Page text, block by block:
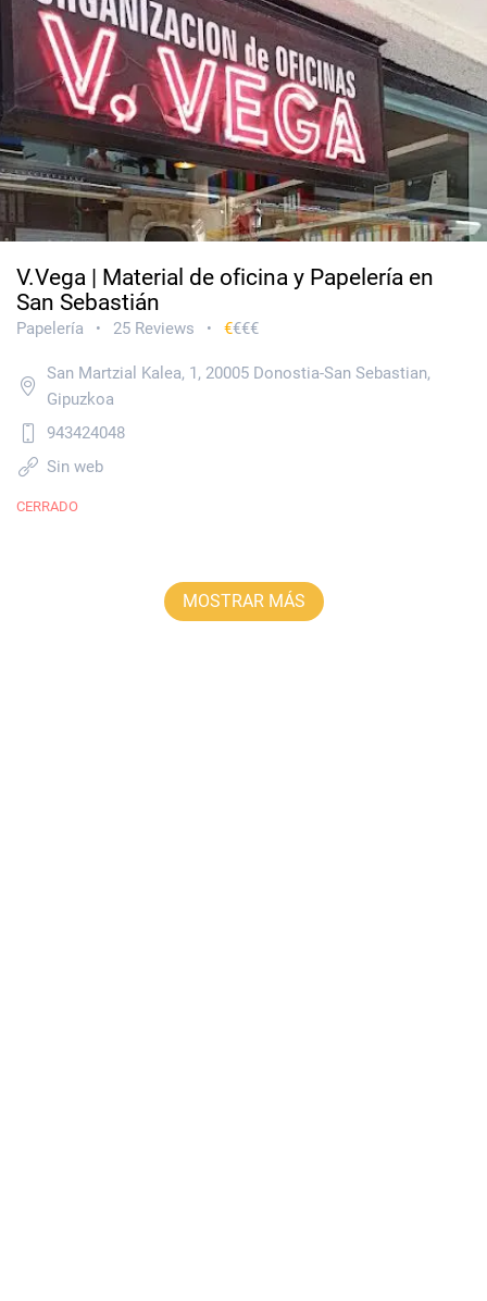
V.Vega | Material de oficina y Papelería en
San Sebastián
Papelería • 25 Reviews • €€€€
San Martzial Kalea, 1, 20005 Donostia-San Sebastian,
Gipuzkoa
943424048
Sin web
CERRADO
MOSTRAR MÁS